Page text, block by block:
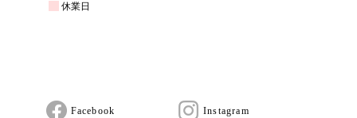
Facebook Instagram